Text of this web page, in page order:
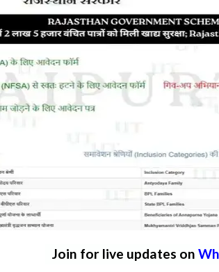
Join for live updates on